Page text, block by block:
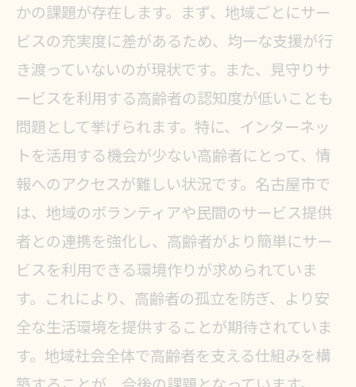
地域住民と共に作る安心のネットワ
ーク
地域密着型サービスの効率的な活用
法
高齢者の社会参加を促進する地域支
援
高齢者の生活を支える名古屋市の見守り
サービスとは
名古屋市における高齢者支援策の概
要
見守りサービスが高齢者にもたらす
安心感
多様なニーズに対応する見守りサー
かの課題が存在します。まず、地域ごとにサー
ビスの充実度に差があるため、均一な支援が行
き渡っていないのが現状です。また、見守りサ
ービスを利用する高齢者の認知度が低いことも
問題として挙げられます。特に、インターネッ
トを活用する機会が少ない高齢者にとって、情
報へのアクセスが難しい状況です。名古屋市で
は、地域のボランティアや民間のサービス提供
者との連携を強化し、高齢者がより簡単にサー
ビスを利用できる環境作りが求められていま
す。これにより、高齢者の孤立を防ぎ、より安
全な生活環境を提供することが期待されていま
す。地域社会全体で高齢者を支える仕組みを構